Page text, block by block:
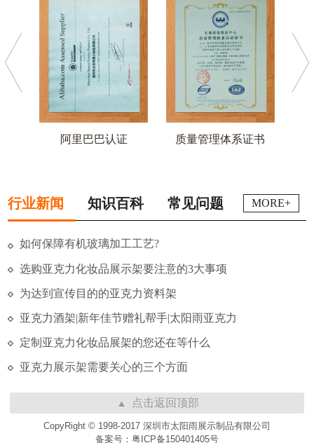
阿里巴巴认证 质量管理体系证书
行业新闻 知识百科 常见问题 MORE+
如何保障有机玻璃加工工艺?
选购亚克力化妆品展示架要注意的3大事项
为达到宣传目的的亚克力资料架
亚克力酒架|新年佳节赠礼帮手|太阳雨亚克力
定制亚克力化妆品展架的您还在等什么
亚克力展示架需要关心的三个方面
点击返回顶部
CopyRight © 1998-2017 深圳市太阳雨展示制品有限公司
备案号：粤ICP备150401405号